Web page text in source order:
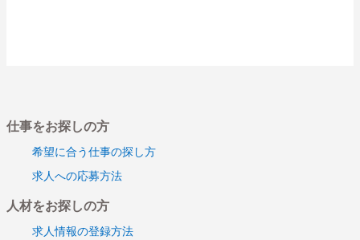
仕事をお探しの方
希望に合う仕事の探し方
求人への応募方法
人材をお探しの方
求人情報の登録方法